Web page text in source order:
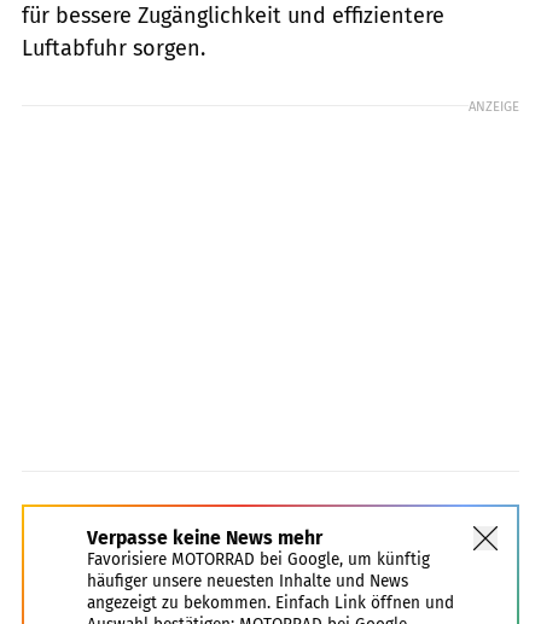
für bessere Zugänglichkeit und effizientere
Luftabfuhr sorgen.
ANZEIGE
Verpasse keine News mehr
Favorisiere MOTORRAD bei Google, um künftig
häufiger unsere neuesten Inhalte und News
angezeigt zu bekommen. Einfach Link öffnen und